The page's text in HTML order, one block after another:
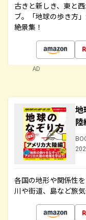
古きと新しき、東と
ブ。「地球の歩き方
絶景集！
AD
陸
各国の地形や関係性
川や街道、島など旅